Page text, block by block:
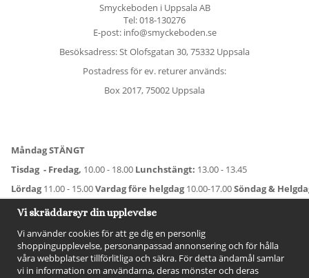
Smyckeboden i Uppsala AB
Tel:018-130276
E-post: info@smyckeboden.se
Besöksadress: St Olofsgatan 30, 75332 Uppsala
Postadress för ev. returer används:
Box 2017, 75002 Uppsala
Måndag STÄNGT
Tisdag - Fredag, 10.00 - 18.00 Lunchstängt: 13.00 - 13.45
Lördag11.00 - 15.00Vardag före helgdag10.00-17.00Söndag &
För avvikande öppettider:Titta här
Vi skräddarsyr din upplevelse
Vi använder cookies för att ge dig en personlig
shoppingupplevelse, personanpassad annonsering och för hålla
våra webbplatser tillförlitliga och säkra. För detta ändamål samlar
vi in information om användarna, deras mönster och deras